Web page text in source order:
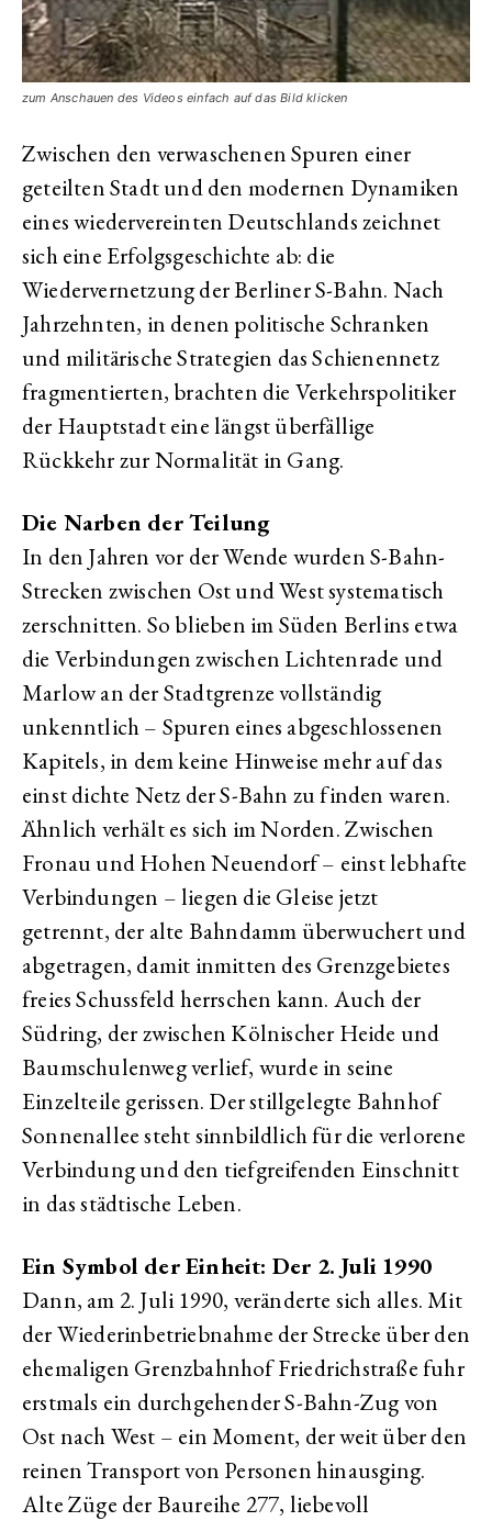
zum Anschauen des Videos einfach auf das Bild klicken
Zwischen den verwaschenen Spuren einer
geteilten Stadt und den modernen Dynamiken
eines wiedervereinten Deutschlands zeichnet
sich eine Erfolgsgeschichte ab: die
Wiedervernetzung der Berliner S-Bahn. Nach
Jahrzehnten, in denen politische Schranken
und militärische Strategien das Schienennetz
fragmentierten, brachten die Verkehrspolitiker
der Hauptstadt eine längst überfällige
Rückkehr zur Normalität in Gang.
Die Narben der Teilung
In den Jahren vor der Wende wurden S-Bahn-
Strecken zwischen Ost und West systematisch
zerschnitten. So blieben im Süden Berlins etwa
die Verbindungen zwischen Lichtenrade und
Marlow an der Stadtgrenze vollständig
unkenntlich – Spuren eines abgeschlossenen
Kapitels, in dem keine Hinweise mehr auf das
einst dichte Netz der S-Bahn zu finden waren.
Ähnlich verhält es sich im Norden. Zwischen
Fronau und Hohen Neuendorf – einst lebhafte
Verbindungen – liegen die Gleise jetzt
getrennt, der alte Bahndamm überwuchert und
abgetragen, damit inmitten des Grenzgebietes
freies Schussfeld herrschen kann. Auch der
Südring, der zwischen Kölnischer Heide und
Baumschulenweg verlief, wurde in seine
Einzelteile gerissen. Der stillgelegte Bahnhof
Sonnenallee steht sinnbildlich für die verlorene
Verbindung und den tiefgreifenden Einschnitt
in das städtische Leben.
Ein Symbol der Einheit: Der 2. Juli 1990
Dann, am 2. Juli 1990, veränderte sich alles. Mit
der Wiederinbetriebnahme der Strecke über den
ehemaligen Grenzbahnhof Friedrichstraße fuhr
erstmals ein durchgehender S-Bahn-Zug von
Ost nach West – ein Moment, der weit über den
reinen Transport von Personen hinausging.
Alte Züge der Baureihe 277, liebevoll